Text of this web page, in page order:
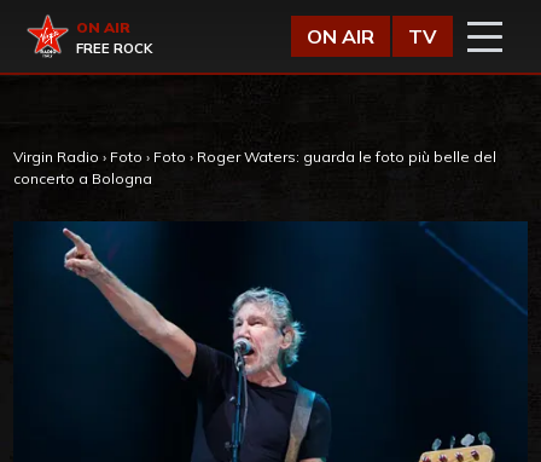
Virgin Radio
ON AIR
FREE ROCK
ON AIR TV
Virgin Radio › Foto › Foto › Roger Waters: guarda le foto più belle del
concerto a Bologna